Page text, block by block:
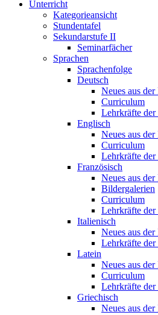
Unterricht
Kategorieansicht
Stundentafel
Sekundarstufe II
Seminarfächer
Sprachen
Sprachenfolge
Deutsch
Neues aus der
Curriculum
Lehrkräfte der
Englisch
Neues aus der
Curriculum
Lehrkräfte der
Französisch
Neues aus der
Bildergalerien
Curriculum
Lehrkräfte der
Italienisch
Neues aus der
Lehrkräfte der
Latein
Neues aus der
Curriculum
Lehrkräfte der
Griechisch
Neues aus der